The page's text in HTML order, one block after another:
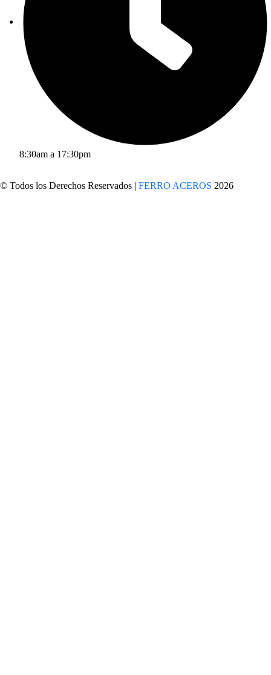
8:30am a 17:30pm
© Todos los Derechos Reservados | FERRO ACEROS 2026